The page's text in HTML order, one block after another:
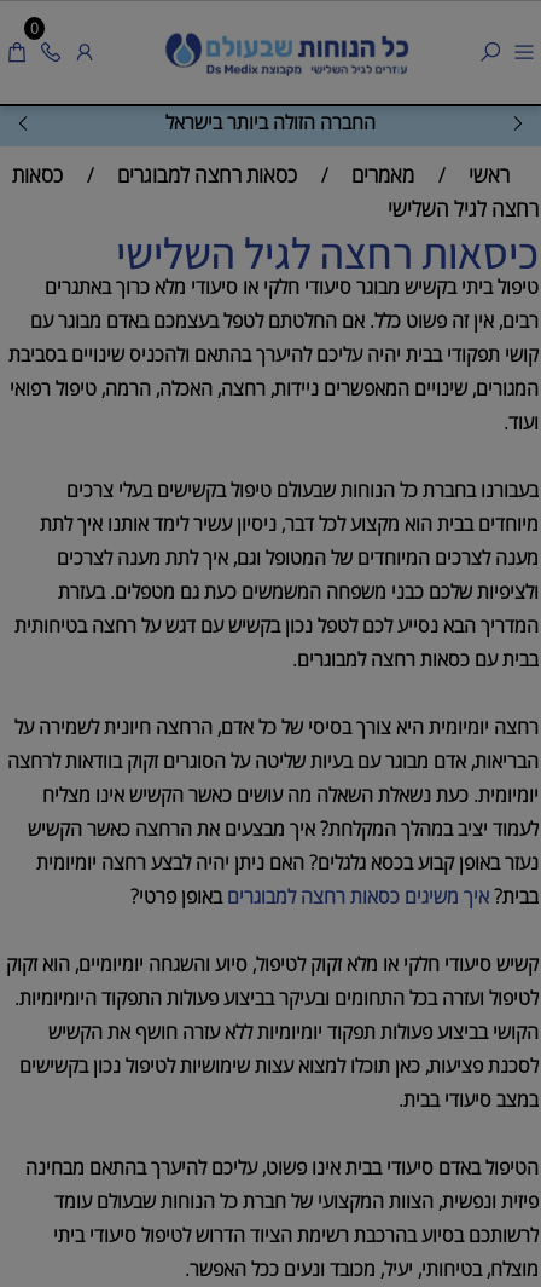
החברה הזולה ביותר בישראל
0
ראשי / מאמרים / כסאות רחצה למבוגרים /
כסאות
רחצה לגיל השלישי
כיסאות רחצה לגיל השלישי
טיפול ביתי בקשיש מבוגר סיעודי חלקי או סיעודי מלא כרוך באתגרים
רבים, אין זה פשוט כלל. אם החלטתם לטפל בעצמכם באדם מבוגר עם
קושי תפקודי בבית יהיה עליכם להיערך בהתאם ולהכניס שינויים בסביבת
המגורים, שינויים המאפשרים ניידות, רחצה, האכלה, הרמה, טיפול רפואי
ועוד.
בעבורנו בחברת כל הנוחות שבעולם טיפול בקשישים בעלי צרכים
מיוחדים בבית הוא מקצוע לכל דבר, ניסיון עשיר לימד אותנו איך לתת
מענה לצרכים המיוחדים של המטופל וגם, איך לתת מענה לצרכים
ולציפיות שלכם כבני משפחה המשמשים כעת גם מטפלים. בעזרת
המדריך הבא נסייע לכם לטפל נכון בקשיש עם דגש על רחצה בטיחותית
בבית עם כסאות רחצה למבוגרים.
רחצה יומיומית היא צורך בסיסי של כל אדם, הרחצה חיונית לשמירה על
הבריאות, אדם מבוגר עם בעיות שליטה על הסוגרים זקוק בוודאות לרחצה
יומיומית. כעת נשאלת השאלה מה עושים כאשר הקשיש אינו מצליח
לעמוד יציב במהלך המקלחת? איך מבצעים את הרחצה כאשר הקשיש
נעזר באופן קבוע בכסא גלגלים? האם ניתן יהיה לבצע רחצה יומיומית
בבית?איך משיגים כסאות רחצה למבוגריםבאופן פרטי?
קשיש סיעודי חלקי או מלא זקוק לטיפול, סיוע והשגחה יומיומיים, הוא זקוק
לטיפול ועזרה בכל התחומים ובעיקר בביצוע פעולות התפקוד היומיומיות.
הקושי בביצוע פעולות תפקוד יומיומיות ללא עזרה חושף את הקשיש
לסכנת פציעות, כאן תוכלו למצוא עצות שימושיות לטיפול נכון בקשישים
במצב סיעודי בבית.
הטיפול באדם סיעודי בבית אינו פשוט, עליכם להיערך בהתאם מבחינה
פיזית ונפשית, הצוות המקצועי של חברת כל הנוחות שבעולם עומד
לרשותכם בסיוע בהרכבת רשימת הציוד הדרוש לטיפול סיעודי ביתי
מוצלח, בטיחותי, יעיל, מכובד ונעים ככל האפשר.